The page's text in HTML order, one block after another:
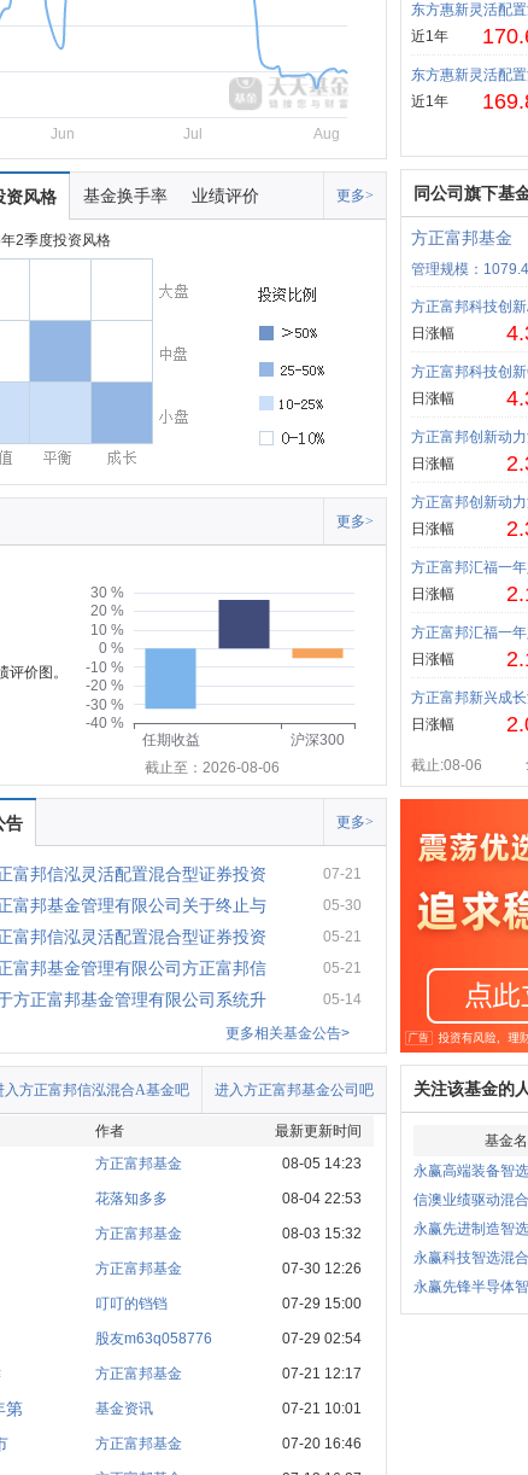
Jun Jul Aug
资风格 基金换手率 业绩评价 更多>
2季度投资风格
更多>
价图。
-40 %
-30 %
-20 %
-10 %
0 %
10 %
20 %
30 %
任期收益
沪深300
截止至：2026-08-06
告 更多>
富邦信泓灵活配置混合型证券投资 07-21
富邦基金管理有限公司关于终止与 05-30
富邦信泓灵活配置混合型证券投资 05-21
富邦基金管理有限公司方正富邦信 05-21
方正富邦基金管理有限公司系统升
05-14
更多相关基金公告>
进入方正富邦基金公司吧
入方正富邦信泓混合A基金吧
作者
最新更新时间
方正富邦基金 08-05 14:23
花落知多多 08-04 22:53
方正富邦基金 08-03 15:32
方正富邦基金 07-30 12:26
叮叮的铛铛 07-29 15:00
股友m63q058776 07-29 02:54
方正富邦基金 07-21 12:17
第 基金资讯 07-21 10:01
方正富邦基金 07-20 16:46
东方惠新灵活配
近1年
东方惠新灵活配
近1年
同公司旗下基
方正富邦基金
管理规模：
方正富邦科技创
日涨幅
方正富邦科技创
日涨幅
方正富邦创新动
日涨幅
方正富邦创新动
日涨幅
方正富邦汇福一
日涨幅
方正富邦汇福一
日涨幅
方正富邦新兴成
日涨幅
截止:08-06
关注该基金的
基金
永赢高端装备智
信澳业绩驱动混
永赢先进制造智
永赢科技智选混
永赢先锋半导体